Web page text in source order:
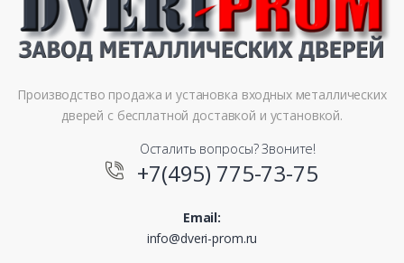
Производство продажа и установка входных металлических
дверей с бесплатной доставкой и установкой.
Осталить вопросы? Звоните!
+7(495) 775-73-75
Email:
info@dveri-prom.ru